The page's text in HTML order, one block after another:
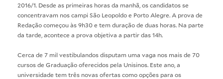
2016/1. Desde as primeiras horas da manhã, os candidatos se
concentravam nos campi São Leopoldo e Porto Alegre. A prova de
Redação começou às 9h30 e tem duração de duas horas. Na parte
da tarde, acontece a prova objetiva a partir das 14h.
Cerca de 7 mil vestibulandos disputam uma vaga nos mais de 70
cursos de Graduação oferecidos pela Unisinos. Este ano, a
universidade tem três novas ofertas como opções para os